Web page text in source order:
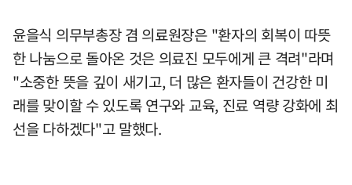
윤을식 의무부총장 겸 의료원장은 "환자의 회복이 따뜻
한 나눔으로 돌아온 것은 의료진 모두에게 큰 격려"라며
"소중한 뜻을 깊이 새기고, 더 많은 환자들이 건강한 미
래를 맞이할 수 있도록 연구와 교육, 진료 역량 강화에 최
선을 다하겠다"고 말했다.